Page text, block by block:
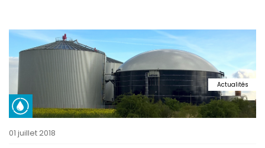
Actualités
01 juillet 2018